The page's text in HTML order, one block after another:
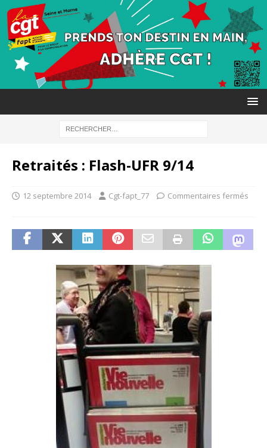
Retraités : Flash-UFR 9/14
12 septembre 2014 Cgt-fapt_77 Commentaires fermés